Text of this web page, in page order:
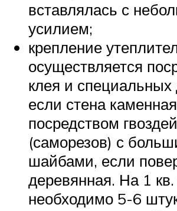
вставлялась с
усилием;
крепление
осуществляется
клея и
если стена
посредством гвоздей
(саморезов) с
шайбами, если
деревянная. На 1
необходимо 5-6